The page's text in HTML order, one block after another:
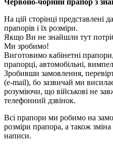
Червоно-чорний прапор з
На цій сторінці представлені
прапорів і їх розміри.
Якщо Ви не знайшли тут
Ми зробимо!
Виготовимо кабінетні
прапорці, автомобільні,
Зробивши замовлення,
(e-mail), бо зазвичай ми
розуміючи, що військові не
телефонний дзвінок.
Всі прапори ми робимо на
розміри прапора, а також
написи.